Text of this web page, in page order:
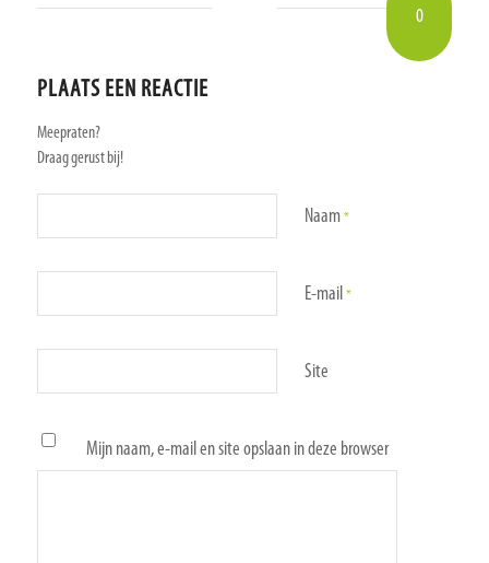
0
PLAATS EEN REACTIE
Meepraten?
Draag gerust bij!
Naam *
E-mail *
Site
Mijn naam, e-mail en site opslaan in deze browser